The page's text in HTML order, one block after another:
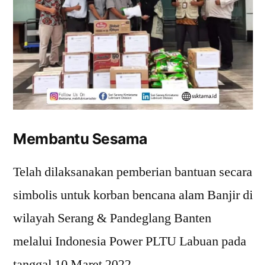
Membantu Sesama
Telah dilaksanakan pemberian bantuan secara
simbolis untuk korban bencana alam Banjir di
wilayah Serang & Pandeglang Banten
melalui Indonesia Power PLTU Labuan pada